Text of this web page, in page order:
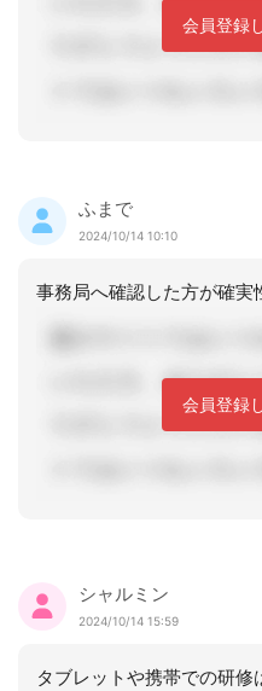
会員登録
ふまで
2024/10/14 10:10
会員登録
シャルミン
2024/10/14 15:59